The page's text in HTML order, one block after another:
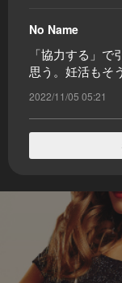
No Name
「協力する」
思う。妊活もそ
2022/11/05 05:21